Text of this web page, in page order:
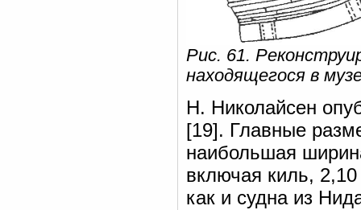
Рис. 61.
находящегося в
Н. Николайсен
[19]. Главные
наибольшая
включая киль,
как и судна из